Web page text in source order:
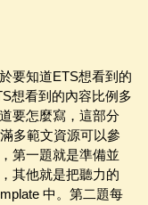
要知道ETS想看到的
想看到的內容比例多
要怎麼寫，這部分
多範文資源可以參
第一題就是準備並
其他就是把聽力的
中。第二題每